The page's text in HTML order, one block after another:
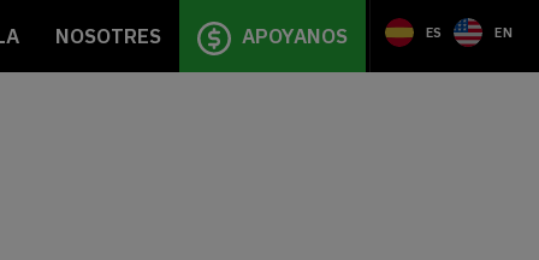
NOSOTRES APOYANOS ES EN